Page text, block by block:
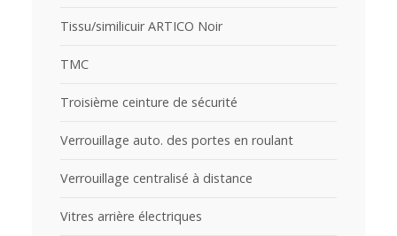
Tissu/similicuir ARTICO Noir
TMC
Troisième ceinture de sécurité
Verrouillage auto. des portes en roulant
Verrouillage centralisé à distance
Vitres arrière électriques